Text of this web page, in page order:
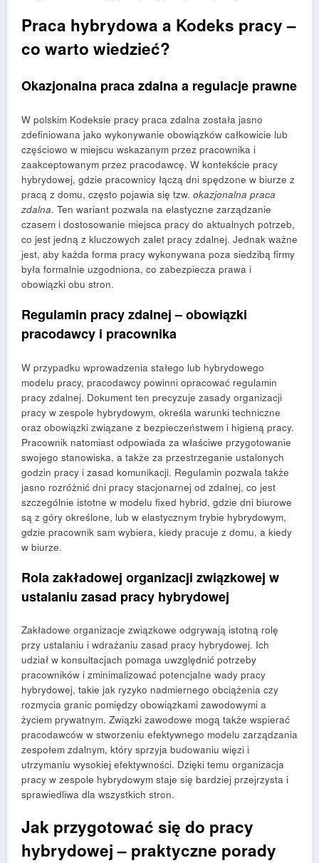
Praca hybrydowa a Kodeks pracy –
co warto wiedzieć?
Okazjonalna praca zdalna a regulacje prawne
W polskim Kodeksie pracy praca zdalna została jasno
zdefiniowana jako wykonywanie obowiązków całkowicie lub
częściowo w miejscu wskazanym przez pracownika i
zaakceptowanym przez pracodawcę. W kontekście pracy
hybrydowej, gdzie pracownicy łączą dni spędzone w biurze z
pracą z domu, często pojawia się tzw. okazjonalna praca
zdalna. Ten wariant pozwala na elastyczne zarządzanie
czasem i dostosowanie miejsca pracy do aktualnych potrzeb,
co jest jedną z kluczowych zalet pracy zdalnej. Jednak ważne
jest, aby każda forma pracy wykonywana poza siedzibą firmy
była formalnie uzgodniona, co zabezpiecza prawa i
obowiązki obu stron.
Regulamin pracy zdalnej – obowiązki
pracodawcy i pracownika
W przypadku wprowadzenia stałego lub hybrydowego
modelu pracy, pracodawcy powinni opracować regulamin
pracy zdalnej. Dokument ten precyzuje zasady organizacji
pracy w zespole hybrydowym, określa warunki techniczne
oraz obowiązki związane z bezpieczeństwem i higieną pracy.
Pracownik natomiast odpowiada za właściwe przygotowanie
swojego stanowiska, a także za przestrzeganie ustalonych
godzin pracy i zasad komunikacji. Regulamin pozwala także
jasno rozróżnić dni pracy stacjonarnej od zdalnej, co jest
szczególnie istotne w modelu fixed hybrid, gdzie dni biurowe
są z góry określone, lub w elastycznym trybie hybrydowym,
gdzie pracownik sam wybiera, kiedy pracuje z domu, a kiedy
w biurze.
Rola zakładowej organizacji związkowej w
ustalaniu zasad pracy hybrydowej
Zakładowe organizacje związkowe odgrywają istotną rolę
przy ustalaniu i wdrażaniu zasad pracy hybrydowej. Ich
udział w konsultacjach pomaga uwzględnić potrzeby
pracowników i zminimalizować potencjalne wady pracy
hybrydowej, takie jak ryzyko nadmiernego obciążenia czy
rozmycia granic pomiędzy obowiązkami zawodowymi a
życiem prywatnym. Związki zawodowe mogą także wspierać
pracodawców w stworzeniu efektywnego modelu zarządzania
zespołem zdalnym, który sprzyja budowaniu więzi i
utrzymaniu wysokiej efektywności. Dzięki temu organizacja
pracy w zespole hybrydowym staje się bardziej przejrzysta i
sprawiedliwa dla wszystkich stron.
Jak przygotować się do pracy
hybrydowej – praktyczne porady